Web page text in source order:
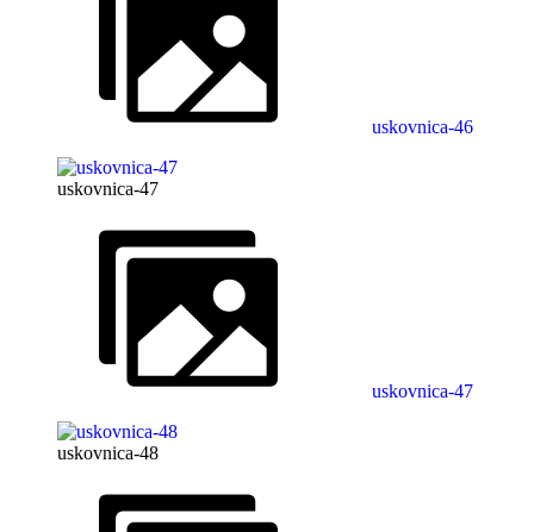
uskovnica-46
uskovnica-47
uskovnica-47
uskovnica-48